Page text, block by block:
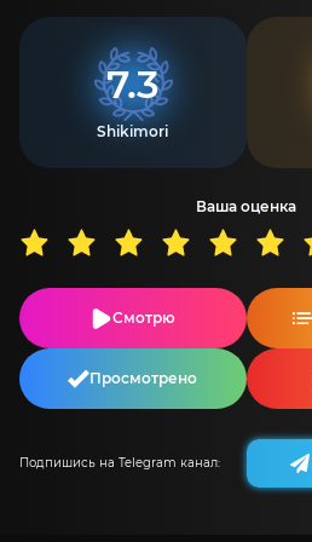
7.3
Shikimori
Ваша оценка
Смотрю
Просмотрено
Подпишись на Telegram канал: